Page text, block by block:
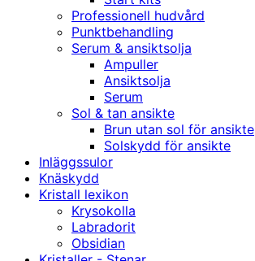
Professionell hudvård
Punktbehandling
Serum & ansiktsolja
Ampuller
Ansiktsolja
Serum
Sol & tan ansikte
Brun utan sol för ansikte
Solskydd för ansikte
Inläggssulor
Knäskydd
Kristall lexikon
Krysokolla
Labradorit
Obsidian